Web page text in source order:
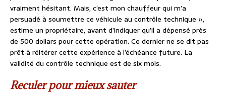
vraiment hésitant. Mais, c’est mon chauffeur qui m’a
persuadé à soumettre ce véhicule au contrôle technique »,
estime un propriétaire, avant d’indiquer qu’il a dépensé près
de 500 dollars pour cette opération. Ce dernier ne se dit pas
prêt à réitérer cette expérience à l’échéance future. La
validité du contrôle technique est de six mois.
Reculer pour mieux sauter